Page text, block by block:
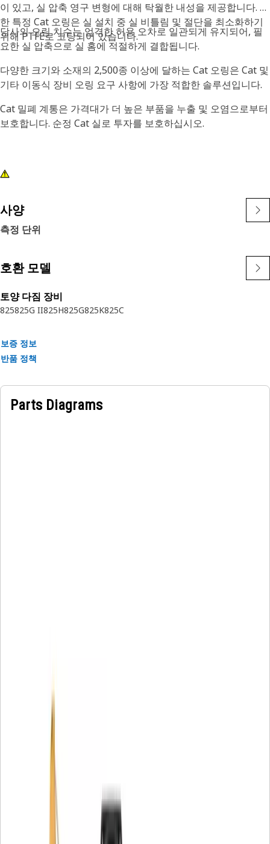
이 있고, 실 압축 영구 변형에 대해 탁월한 내성을 제공합니다. 또
한 특정 Cat 오링은 실 설치 중 실 비틀림 및 절단을 최소화하기
위해 PTFE로 코팅되어 있습니다.
당사의 오링 치수는 엄격한 허용 오차로 일관되게 유지되어, 필
요한 실 압축으로 실 홈에 적절하게 결합됩니다.
다양한 크기와 소재의 2,500종 이상에 달하는 Cat 오링은 Cat 및
기타 이동식 장비 오링 요구 사항에 가장 적합한 솔루션입니다.
Cat 밀폐 계통은 가격대가 더 높은 부품을 누출 및 오염으로부터
보호합니다. 순정 Cat 실로 투자를 보호하십시오.
사양
측정 단위
호환 모델
토양 다짐 장비
825825G II825H825G825K825C
보증 정보
반품 정책
Parts Diagrams